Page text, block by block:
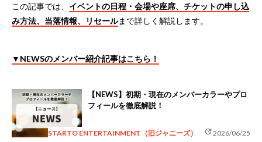
この記事では、 イベントの日程・会場や座席、チケットの申し込
み方法、当落情報、リセールまで詳しく解説します。
▼NEWSのメンバー紹介記事はこちら！
【NEWS】初期・現在のメンバーカラーやプロ
フィールを徹底解説！
STARTO ENTERTAINMENT（旧ジャニーズ） update2026/06/25